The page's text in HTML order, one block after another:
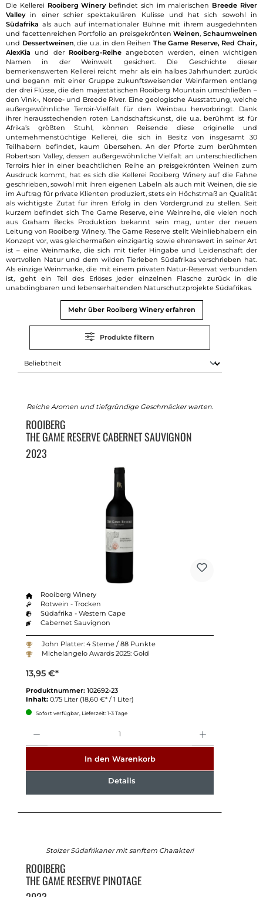
Die Kellerei Rooiberg Winerybefindet sich im malerischen Breede River
Valleyin einer schier spektakulären Kulisse und hat sich sowohl in
Südafrika als auch auf internationaler Bühne mit ihrem ausgedehnten
und facettenreichen Portfolio an preisgekröntenWeinen,Schaumweinen
und Dessertweinen, die u.a. in den Reihen The Game Reserve, Red Chair,
AlexKia und der Rooiberg-Reiheangeboten werden, einen wichtigen
Namen in der Weinwelt gesichert. Die Geschichte dieser
bemerkenswerten Kellerei reicht mehr als ein halbes Jahrhundert zurück
und begann mit einer Gruppe zukunftsweisender Weinfarmen entlang
der drei Flüsse, die den majestätischen Rooiberg Mountain umschließen –
den Vink-, Noree- und Breede River. Eine geologische Ausstattung, welche
außergewöhnliche Terroir-Vielfalt für den Weinbau hervorbringt. Dank
ihrer herausstechenden roten Landschaftskunst, die u.a. berühmt ist für
Afrika’s größten Stuhl, können Reisende diese originelle und
unternehmenstüchtige Kellerei, die sich in Besitz von insgesamt 30
Teilhabern befindet, kaum übersehen. An der Pforte zum berühmten
Robertson Valley, dessen außergewöhnliche Vielfalt an unterschiedlichen
Terroirs hier in einer beachtlichen Reihe an preisgekrönten Weinen zum
Ausdruck kommt, hat es sich die Kellerei Rooiberg Winery auf die Fahne
geschrieben, sowohl mit ihren eigenen Labeln als auch mit Weinen, die sie
im Auftrag für private Klienten produziert, stets ein Höchstmaß an Qualität
als wichtigste Zutat für ihren Erfolg in den Vordergrund zu stellen. Seit
kurzem befindet sich The Game Reserve, eine Weinreihe, die vielen noch
aus Graham Becks Produktion bekannt sein mag, unter der neuen
Leitung von Rooiberg Winery. The Game Reserve stellt Weinliebhabern ein
Konzept vor, was gleichermaßen einzigartig sowie ehrenswert in seiner Art
ist – eine Weinmarke, die sich mit tiefer Hingabe und Leidenschaft der
wertvollen Natur und dem wilden Tierleben Südafrikas verschrieben hat.
Als einzige Weinmarke, die mit einem privaten Natur-Reservat verbunden
ist, geht ein Teil des Erlöses jeder einzelnen Flasche zurück in die
unabdingbaren und lebenserhaltenden Naturschutzprojekte Südafrikas.
Mehr über Rooiberg Winery erfahren
Produkte filtern
Reiche Aromen und tiefgründige Geschmäcker warten.
ROOIBERG
THE GAME RESERVE CABERNET SAUVIGNON
2023
Rooiberg Winery
Rotwein - Trocken
Südafrika - Western Cape
Cabernet Sauvignon
John Platter: 4 Sterne / 88 Punkte
Michelangelo Awards 2025: Gold
13,95 €*
Produktnummer: 102692-23
Inhalt: 0.75 Liter (18,60 €* / 1 Liter)
Sofort verfügbar, Lieferzeit: 1-3 Tage
In den Warenkorb
Details
Stolzer Südafrikaner mit sanftem Charakter!
ROOIBERG
THE GAME RESERVE PINOTAGE